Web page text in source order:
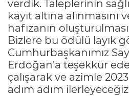
verdik. Taleplerinin
kayıt altına alınmasını
hafızanın
Bizlere bu ödülü layık
Cumhurbaşkanımız
Erdoğan’a teşekkür
çalışarak ve azimle
adım adım